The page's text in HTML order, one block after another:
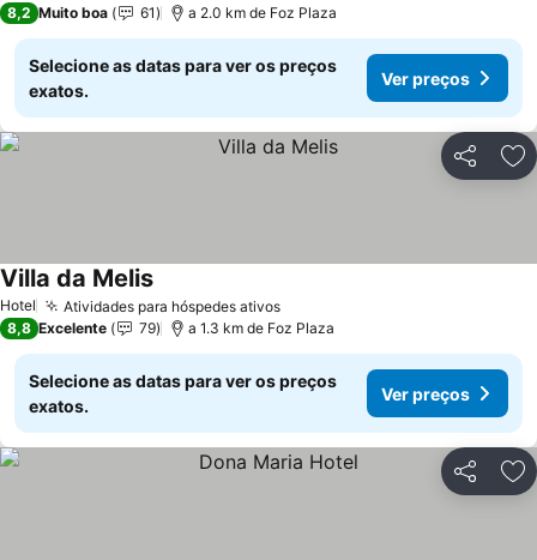
8,2 Muito boa 61 a 2.0 km de Foz Plaza
Selecione as datas para ver os preços
exatos.
Ver preços
Partilhar
Hotel Atividades para hóspedes ativosVer preços
Villa da MelisVer preços
8,8 Excelente 79 a 1.3 km de Foz Plaza
Selecione as datas para ver os preços
exatos.
Ver preços
Partilhar